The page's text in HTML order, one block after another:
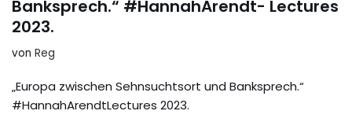
Banksprech.“ #HannahArendt- Lectures
2023.
von Reg
„Europa zwischen Sehnsuchtsort und Banksprech.“
#HannahArendtLectures 2023.